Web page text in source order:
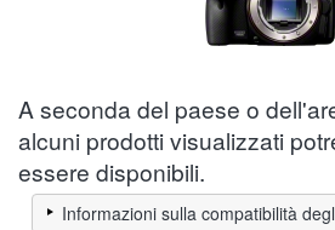
A seconda del paese o
alcuni prodotti visualizzati
essere disponibili.
Informazioni sulla compatibilità